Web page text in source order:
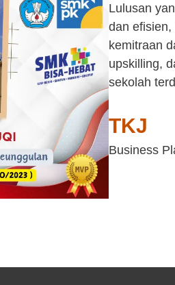
Lulusan
dan
kemitraan
upskilling,
sekolah
TKJ
Business